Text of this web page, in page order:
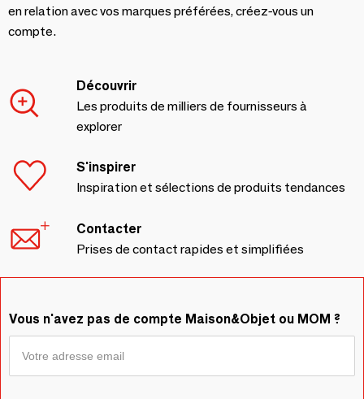
en relation avec vos marques préférées, créez-vous un
compte.
Découvrir
Les produits de milliers de fournisseurs à
explorer
S'inspirer
Inspiration et sélections de produits tendances
Contacter
Prises de contact rapides et simplifiées
Vous n'avez pas de compte Maison&Objet ou MOM ?